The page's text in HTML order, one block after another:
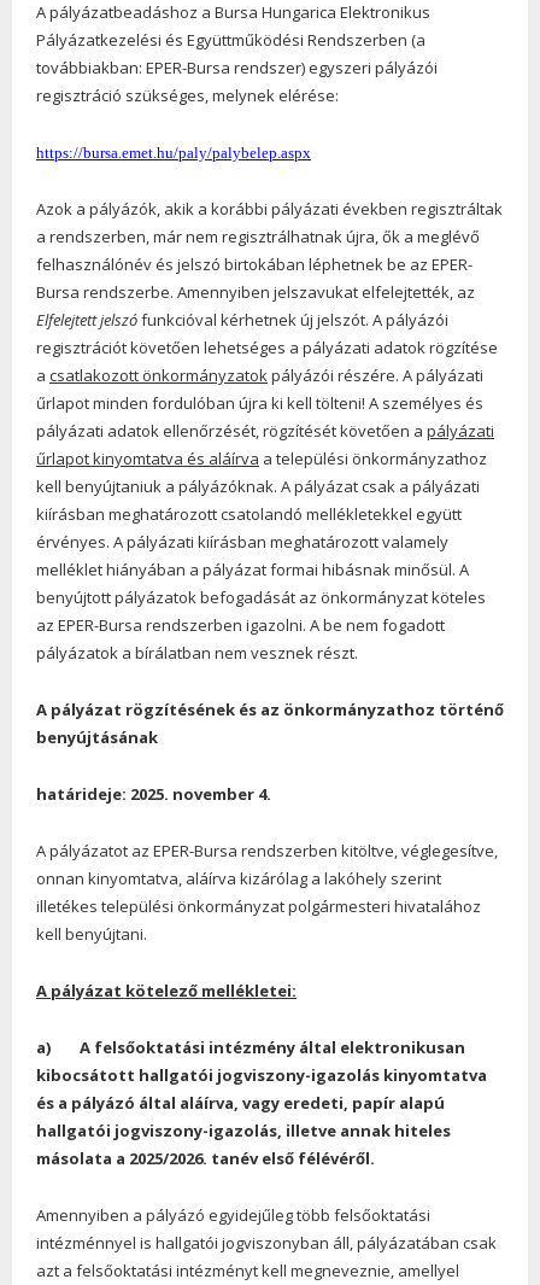
A pályázatbeadáshoz a Bursa Hungarica Elektronikus
Pályázatkezelési és Együttműködési Rendszerben (a
továbbiakban: EPER-Bursa rendszer) egyszeri pályázói
regisztráció szükséges, melynek elérése:
https://bursa.emet.hu/paly/palybelep.aspx
Azok a pályázók, akik a korábbi pályázati években regisztráltak
a rendszerben, már nem regisztrálhatnak újra, ők a meglévő
felhasználónév és jelszó birtokában léphetnek be az EPER-
Bursa rendszerbe. Amennyiben jelszavukat elfelejtették, az
Elfelejtett jelszófunkcióval kérhetnek új jelszót. A pályázói
regisztrációt követően lehetséges a pályázati adatok rögzítése
a csatlakozott önkormányzatokpályázói részére. A pályázati
űrlapot minden fordulóban újra ki kell tölteni! A személyes és
pályázati adatok ellenőrzését, rögzítését követően a pályázati
űrlapot kinyomtatva és aláírva a települési önkormányzathoz
kell benyújtaniuk a pályázóknak. A pályázat csak a pályázati
kiírásban meghatározott csatolandó mellékletekkel együtt
érvényes. A pályázati kiírásban meghatározott valamely
melléklet hiányában a pályázat formai hibásnak minősül. A
benyújtott pályázatok befogadását az önkormányzat köteles
az EPER-Bursa rendszerben igazolni. A be nem fogadott
pályázatok a bírálatban nem vesznek részt.
A pályázat rögzítésének és az önkormányzathoz történő
benyújtásának
határideje: 2025. november 4.
A pályázatot az EPER-Bursa rendszerben kitöltve, véglegesítve,
onnan kinyomtatva, aláírva kizárólag a lakóhely szerint
illetékes települési önkormányzat polgármesteri hivatalához
kell benyújtani.
A pályázat kötelező mellékletei:
a) A felsőoktatási intézmény által elektronikusan
kibocsátott hallgatói jogviszony-igazolás kinyomtatva
és a pályázó által aláírva, vagy eredeti, papír alapú
hallgatói jogviszony-igazolás, illetve annak hiteles
másolata a 2025/2026. tanév első félévéről.
Amennyiben a pályázó egyidejűleg több felsőoktatási
intézménnyel is hallgatói jogviszonyban áll, pályázatában csak
azt a felsőoktatási intézményt kell megneveznie, amellyel